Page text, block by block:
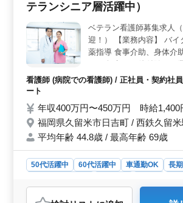
休2日制で、年間休日110日となっていま
な方も活躍しており、働きやすい環境が
また、給与や福利厚生も充実しており
けます。 ＜地域貢献＆活気ある職場
の健康をサポートしながら、明るい職場
均年齢は48.9歳という落ち着いた雰囲気
活かした業務に取り組めます。地域に貢
実感を味わえる環境です。
テランシニア層活躍中）
ベテラン看護師募集求人
迎！） 【業務内容】 バイ
薬指導 食事介助、身体介
病床数：一般18床 / 療養
れた方の戻り入院、リハビ
を担う病院です。
看護師 (病院での看護師) / 正社員・契約社
ート
年収400万円〜450万円 時給
福岡県久留米市日吉町 / 西鉄久留米
平均年齢 44.8歳 / 最高年齢 69歳
50代活躍中 60代活躍中 車通勤OK
長期